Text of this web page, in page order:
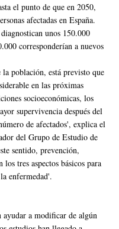
el punto de que en 2050,
afectadas en España.
unos 150.000
corresponderían a nuevos
población, está previsto que
en las próximas
socioeconómicas, los
supervivencia después del
de afectados', explica el
del Grupo de Estudio de
sentido, prevención,
tres aspectos básicos para
enfermedad'.
ayudar a modificar de algún